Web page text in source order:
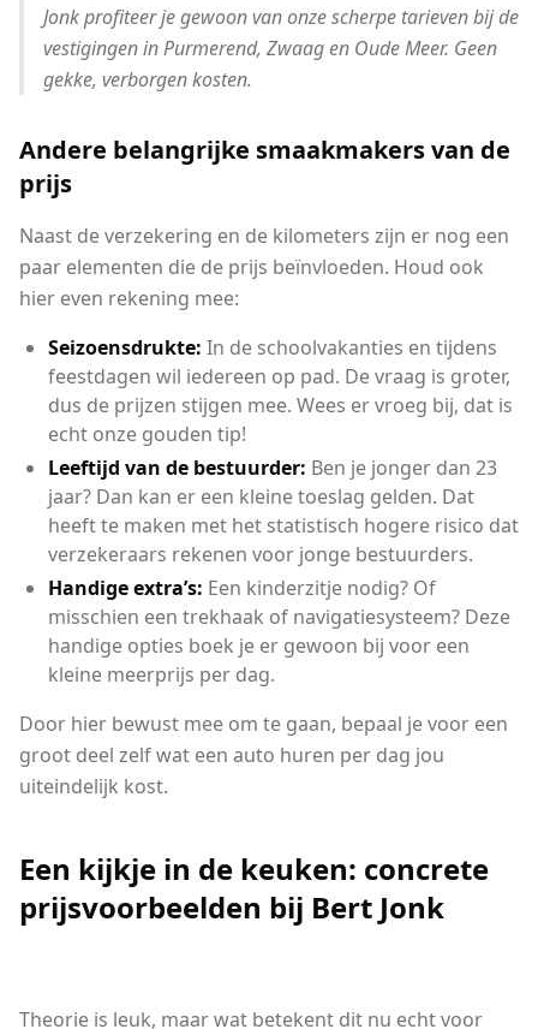
Jonk profiteer je gewoon van onze scherpe tarieven bij de
vestigingen in Purmerend, Zwaag en Oude Meer. Geen
gekke, verborgen kosten.
Andere belangrijke smaakmakers van de
prijs
Naast de verzekering en de kilometers zijn er nog een
paar elementen die de prijs beïnvloeden. Houd ook
hier even rekening mee:
Seizoensdrukte: In de schoolvakanties en tijdens
feestdagen wil iedereen op pad. De vraag is groter,
dus de prijzen stijgen mee. Wees er vroeg bij, dat is
echt onze gouden tip!
Leeftijd van de bestuurder: Ben je jonger dan 23
jaar? Dan kan er een kleine toeslag gelden. Dat
heeft te maken met het statistisch hogere risico dat
verzekeraars rekenen voor jonge bestuurders.
Handige extra’s: Een kinderzitje nodig? Of
misschien een trekhaak of navigatiesysteem? Deze
handige opties boek je er gewoon bij voor een
kleine meerprijs per dag.
Door hier bewust mee om te gaan, bepaal je voor een
groot deel zelf wat een auto huren per dag jou
uiteindelijk kost.
Een kijkje in de keuken: concrete
prijsvoorbeelden bij Bert Jonk
Theorie is leuk, maar wat betekent dit nu echt voor